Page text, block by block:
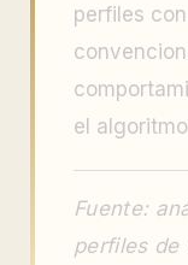
perfiles
el
Fuente:
perfiles de